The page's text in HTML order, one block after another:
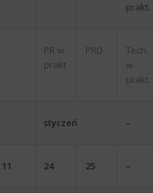
prakt.
PR w
prakt
PRD
Tech.
w
prakt.
styczeń –
11 24 25 –